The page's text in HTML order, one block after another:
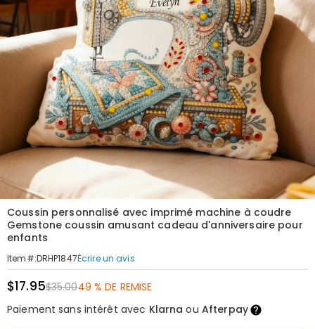
Coussin personnalisé avec imprimé machine à coudre
Gemstone coussin amusant cadeau d'anniversaire pour
enfants
Item#:DRHP1847Écrire un avis
$17.95$35.0049 % DE REMISE
Paiement sans intérêt avec Klarna ou Afterpay